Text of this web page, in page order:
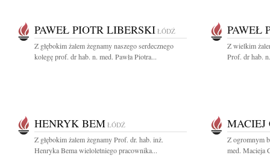
PAWEŁ PIOTR LIBERSKI ŁÓDŹ
Z głębokim żalem żegnamy naszego serdecznego
kolegę prof. dr hab. n. med. Pawła Piotra...
PAWEŁ
Z wielkim
Prof. dr hab.
HENRYK BEM ŁÓDŹ
Z głębokim żalem żegnamy Prof. dr. hab. inż.
Henryka Bema wieloletniego pracownika...
Z ogromnym
med. Macieja